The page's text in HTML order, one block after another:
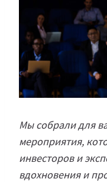
Мы собрали для
мероприятия,
инвесторов и
вдохновения и